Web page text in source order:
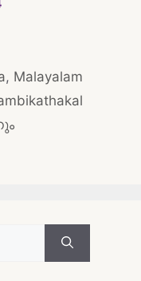
, Malayalam